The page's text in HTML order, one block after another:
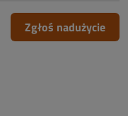
Zgłoś nadużycie